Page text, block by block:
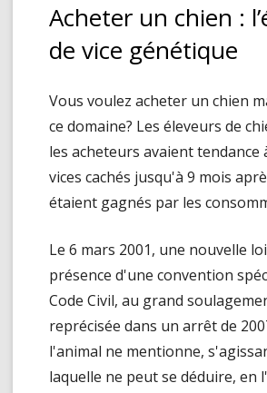
Acheter un chien :
de vice génétique
Vous voulez acheter un chien
ce domaine? Les éleveurs de
les acheteurs avaient
vices cachés jusqu'à 9 mois
étaient gagnés par les
Le 6 mars 2001, une nouvelle
présence d'une convention
Code Civil, au grand
reprécisée dans un arrêt de
l'animal ne mentionne,
laquelle ne peut se déduire, en